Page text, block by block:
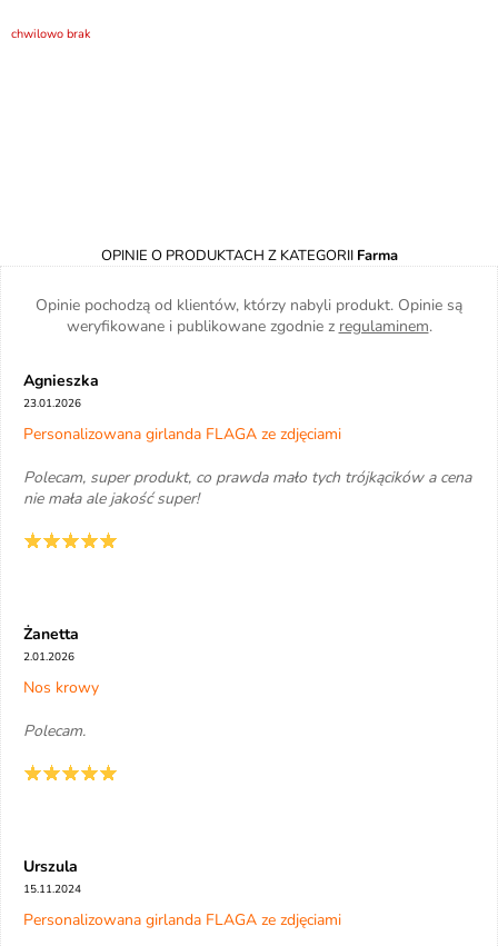
chwilowo brak
OPINIE O PRODUKTACH Z KATEGORII Farma
Opinie pochodzą od klientów, którzy nabyli produkt. Opinie są
weryfikowane i publikowane zgodnie z regulaminem.
Agnieszka
23.01.2026
Personalizowana girlanda FLAGA ze zdjęciami
Polecam, super produkt, co prawda mało tych trójkącików a cena
nie mała ale jakość super!
Żanetta
2.01.2026
Nos krowy
Polecam.
Urszula
15.11.2024
Personalizowana girlanda FLAGA ze zdjęciami